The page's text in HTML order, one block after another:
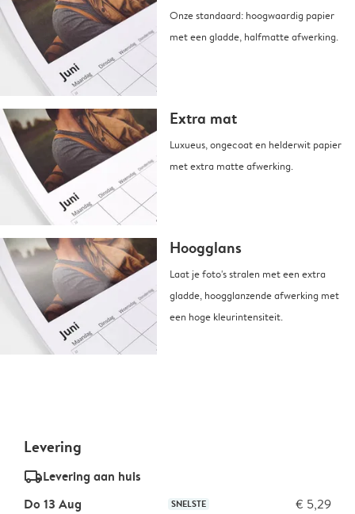
Onze standaard: hoogwaardig papier
met een gladde, halfmatte afwerking.
Extra mat
Luxueus, ongecoat en helderwit papier
met extra matte afwerking.
Hoogglans
Laat je foto's stralen met een extra
gladde, hoogglanzende afwerking met
een hoge kleurintensiteit.
Levering
delivery_standard_v2Levering aan huis
Do 13 Aug
SNELSTE € 5,29